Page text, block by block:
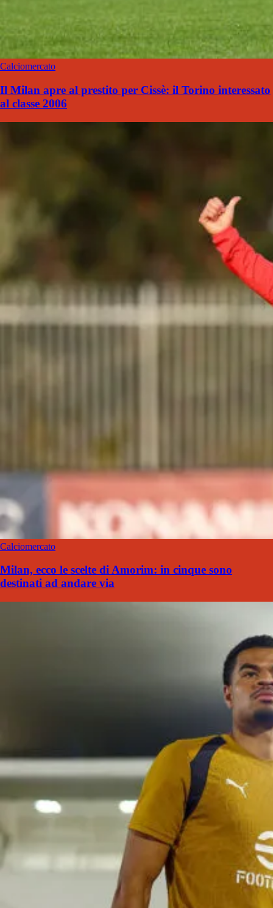
Calciomercato
Il Milan apre al prestito per Cissè: il Torino interessato
al classe 2006
Calciomercato
Milan, ecco le scelte di Amorim: in cinque sono
destinati ad andare via